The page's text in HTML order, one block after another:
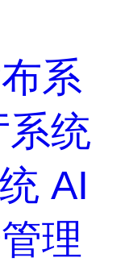
系
统
AI
理